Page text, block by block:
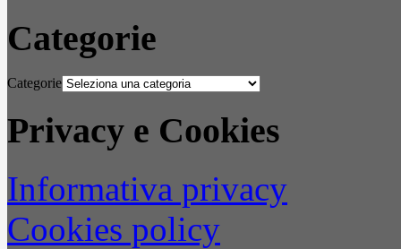
Categorie
Categorie
Privacy e Cookies
Informativa privacy
Cookies policy